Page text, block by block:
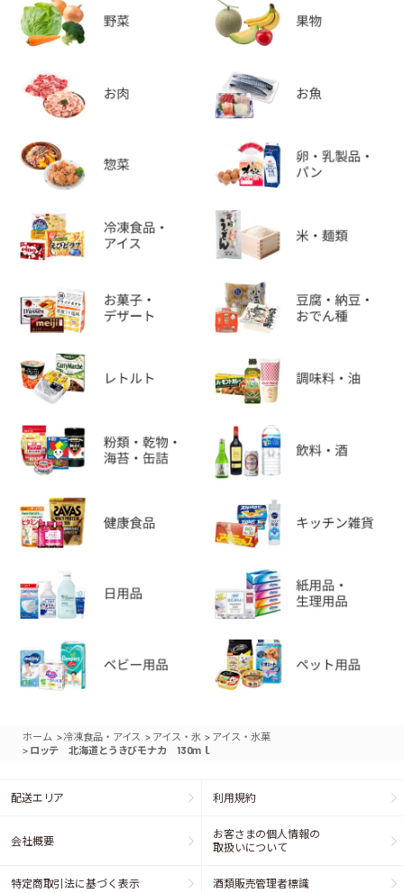
ホーム >冷凍食品・アイス > アイス・氷 > アイス・氷菓
> ロッテ 北海道とうきびモナカ 130ｍｌ
配送エリア 利用規約
会社概要
お客さまの個人情報の
取扱いについて
特定商取引法に基づく表示 酒類販売管理者標識